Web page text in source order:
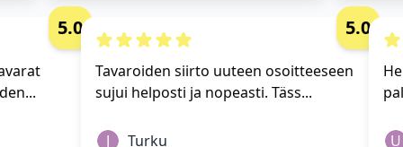
5.0
Tavaroiden siirto uuteen osoitteeseen
sujui helposti ja nopeasti. Täss...
Turku
5.0